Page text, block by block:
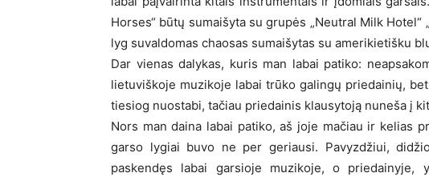
Horses“ būtų sumaišyta su grupės „Neutral Milk Hotel“
lyg suvaldomas chaosas sumaišytas su amerikietišku
Dar vienas dalykas, kuris man labai patiko:
lietuviškoje muzikoje labai trūko galingų priedainių,
tiesiog nuostabi, tačiau priedainis klausytoją nuneša į
Nors man daina labai patiko, aš joje mačiau ir kelias
garso lygiai buvo ne per geriausi. Pavyzdžiui,
paskendęs labai garsioje muzikoje, o